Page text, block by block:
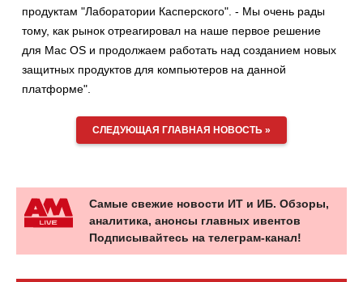
продуктам "Лаборатории Касперского". - Мы очень рады
тому, как рынок отреагировал на наше первое решение
для Mac OS и продолжаем работать над созданием новых
защитных продуктов для компьютеров на данной
платформе".
СЛЕДУЮЩАЯ ГЛАВНАЯ НОВОСТЬ »
Самые свежие новости ИТ и ИБ. Обзоры,
аналитика, анонсы главных ивентов
Подписывайтесь на телеграм-канал!